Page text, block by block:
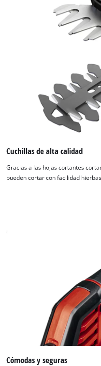
Cuchillas de alta calidad
Gracias a las hojas cortantes
pueden cortar con facilidad
Cómodas y seguras